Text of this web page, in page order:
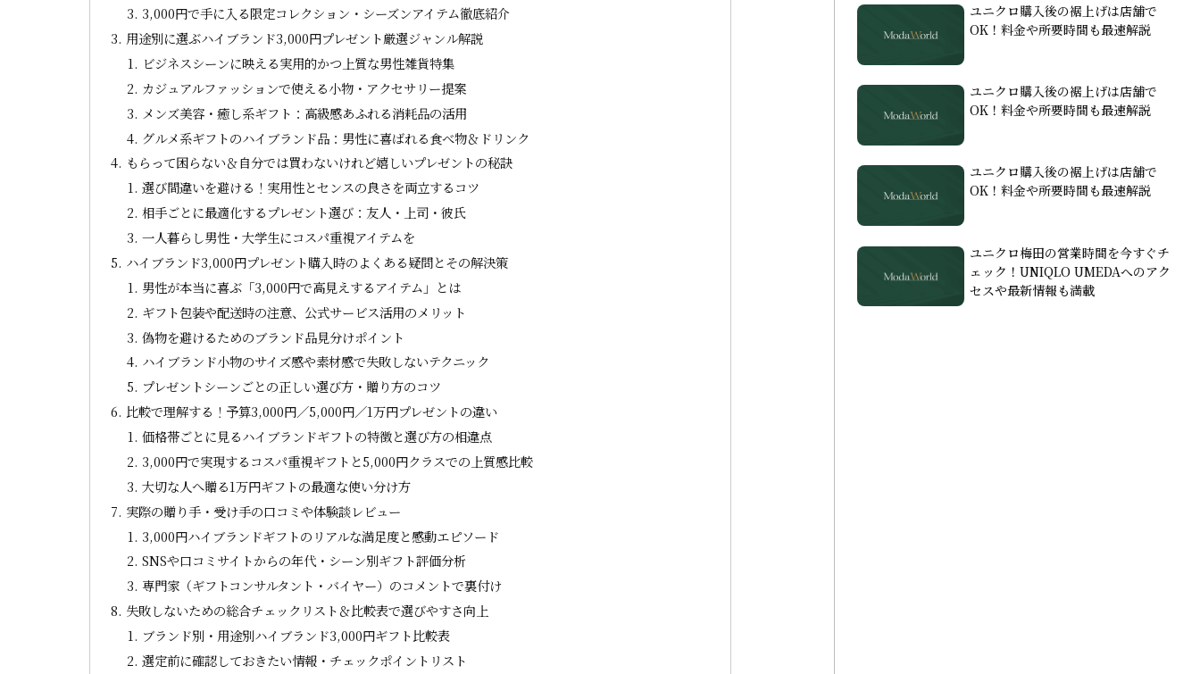
3,000円で手に入る限定コレクション・シーズンアイテム徹底紹介
用途別に選ぶハイブランド3,000円プレゼント厳選ジャンル解説
ビジネスシーンに映える実用的かつ上質な男性雑貨特集
カジュアルファッションで使える小物・アクセサリー提案
メンズ美容・癒し系ギフト：高級感あふれる消耗品の活用
グルメ系ギフトのハイブランド品：男性に喜ばれる食べ物＆ドリンク
もらって困らない＆自分では買わないけれど嬉しいプレゼントの秘訣
選び間違いを避ける！実用性とセンスの良さを両立するコツ
相手ごとに最適化するプレゼント選び：友人・上司・彼氏
一人暮らし男性・大学生にコスパ重視アイテムを
ハイブランド3,000円プレゼント購入時のよくある疑問とその解決策
男性が本当に喜ぶ「3,000円で高見えするアイテム」とは
ギフト包装や配送時の注意、公式サービス活用のメリット
偽物を避けるためのブランド品見分けポイント
ハイブランド小物のサイズ感や素材感で失敗しないテクニック
プレゼントシーンごとの正しい選び方・贈り方のコツ
比較で理解する！予算3,000円／5,000円／1万円プレゼントの違い
価格帯ごとに見るハイブランドギフトの特徴と選び方の相違点
3,000円で実現するコスパ重視ギフトと5,000円クラスでの上質感比較
大切な人へ贈る1万円ギフトの最適な使い分け方
実際の贈り手・受け手の口コミや体験談レビュー
3,000円ハイブランドギフトのリアルな満足度と感動エピソード
SNSや口コミサイトからの年代・シーン別ギフト評価分析
専門家（ギフトコンサルタント・バイヤー）のコメントで裏付け
失敗しないための総合チェックリスト＆比較表で選びやすさ向上
ブランド別・用途別ハイブランド3,000円ギフト比較表
選定前に確認しておきたい情報・チェックポイントリスト
ユニクロ購入後の裾上げは店舗で
OK！料金や所要時間も最速解説
ユニクロ購入後の裾上げは店舗で
OK！料金や所要時間も最速解説
ユニクロ購入後の裾上げは店舗で
OK！料金や所要時間も最速解説
ユニクロ梅田の営業時間を今すぐチ
ェック！UNIQLO UMEDAへのアク
セスや最新情報も満載